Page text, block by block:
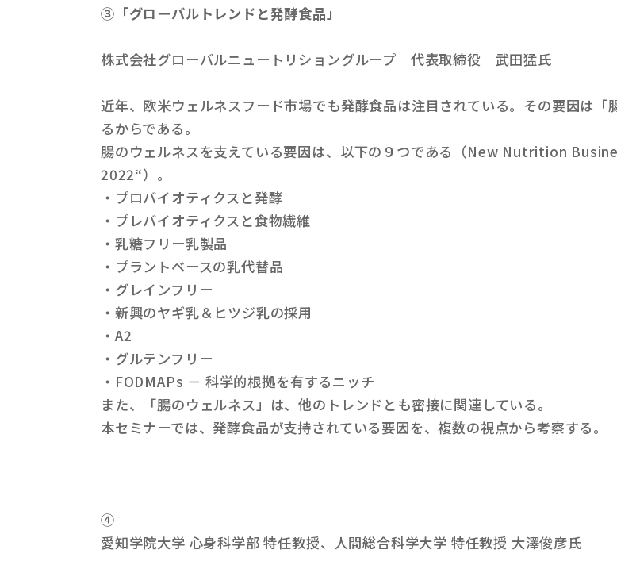
③「グローバルトレンドと発酵食品」
株式会社グローバルニュートリショングループ 代表取締役 武田猛氏
近年、欧米ウェルネスフード市場でも発酵食品は注目されている。その要因は
るからである。
腸のウェルネスを支えている要因は、以下の９つである（New Nutrition
2022“）。
・プロバイオティクスと発酵
・プレバイオティクスと食物繊維
・乳糖フリー乳製品
・プラントベースの乳代替品
・グレインフリー
・新興のヤギ乳＆ヒツジ乳の採用
・A2
・グルテンフリー
・FODMAPs － 科学的根拠を有するニッチ
また、「腸のウェルネス」は、他のトレンドとも密接に関連している。
本セミナーでは、発酵食品が支持されている要因を、複数の視点から考察する。
④
愛知学院大学 心身科学部 特任教授、人間総合科学大学 特任教授 大澤俊彦氏